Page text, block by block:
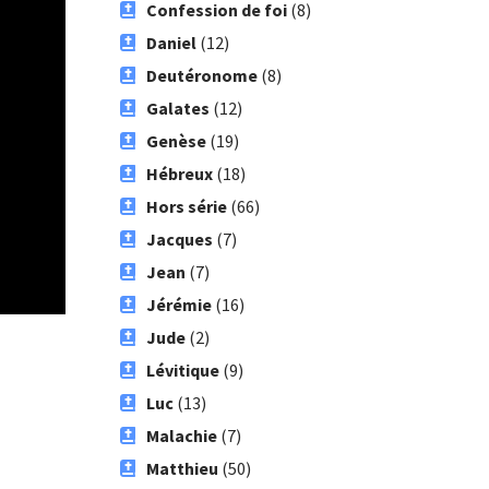
Confession de foi(8)
Daniel(12)
Deutéronome(8)
Galates (12)
Genèse(19)
Hébreux(18)
Hors série(66)
Jacques (7)
Jean (7)
Jérémie(16)
Jude(2)
Lévitique(9)
Luc(13)
Malachie(7)
Matthieu (50)